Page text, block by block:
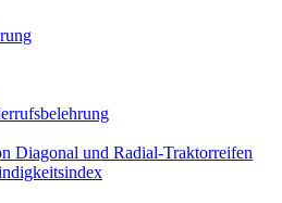
Diagonal und Radial-Traktorreifen